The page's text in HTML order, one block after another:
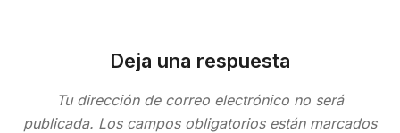
Deja una respuesta
Tu dirección de correo electrónico no será
publicada. Los campos obligatorios están marcados